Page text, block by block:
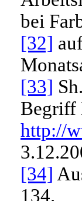
bei
[32]
[33]
Begriff
http://
[34]
134.